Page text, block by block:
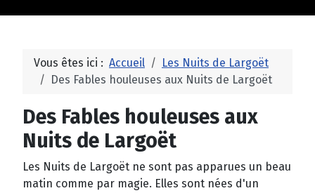
Vous êtes ici : Accueil
Les Nuits de Largoët
Des Fables houleuses aux Nuits de Largoët
Des Fables houleuses aux
Nuits de Largoët
Les Nuits de Largoët ne sont pas apparues un beau
matin comme par magie. Elles sont nées d'un